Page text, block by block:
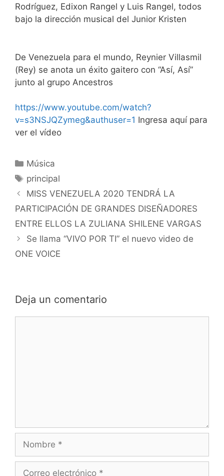
Rodríguez, Edixon Rangel y Luis Rangel, todos
bajo la dirección musical del Junior Kristen
De Venezuela para el mundo, Reynier Villasmil
(Rey) se anota un éxito gaitero con “Así, Así”
junto al grupo Ancestros
https://www.youtube.com/watch?
v=s3NSJQZymeg&authuser=1 Ingresa aquí para
ver el vídeo
Música
principal
MISS VENEZUELA 2020 TENDRÁ LA
PARTICIPACIÓN DE GRANDES DISEÑADORES
ENTRE ELLOS LA ZULIANA SHILENE VARGAS
Se llama “VIVO POR TI” el nuevo video de
ONE VOICE
Deja un comentario